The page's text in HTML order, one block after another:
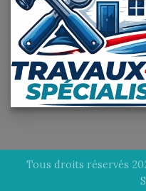
Tous droits réservés